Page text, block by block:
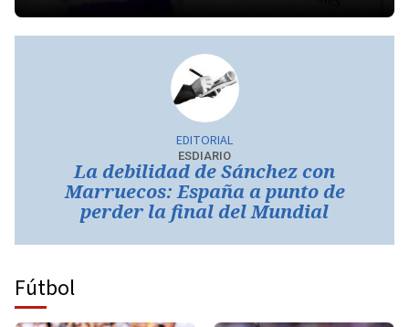
EDITORIAL
La debilidad de Sánchez con
Marruecos: España a punto de
perder la final del Mundial
ESDIARIO
Fútbol